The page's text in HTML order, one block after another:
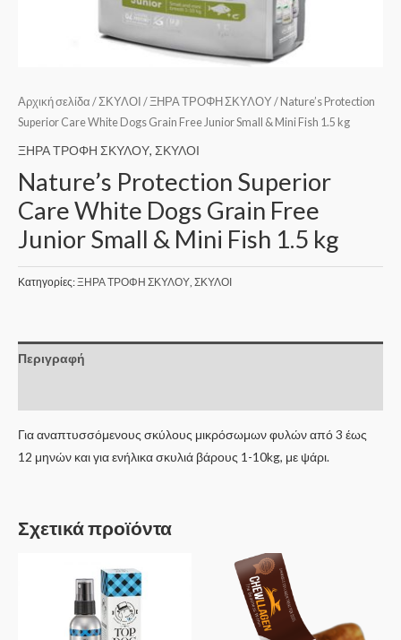
Αρχική σελίδα /ΣΚΥΛΟΙ /ΞΗΡΑ ΤΡΟΦΗ ΣΚΥΛΟΥ / Nature’s Protection
Superior Care White Dogs Grain Free Junior Small & Mini Fish 1.5 kg
ΞΗΡΑ ΤΡΟΦΗ ΣΚΥΛΟΥ, ΣΚΥΛΟΙ
Nature’s Protection Superior
Care White Dogs Grain Free
Junior Small & Mini Fish 1.5 kg
Κατηγορίες:ΞΗΡΑ ΤΡΟΦΗ ΣΚΥΛΟΥ, ΣΚΥΛΟΙ
Περιγραφή
Για αναπτυσσόμενους σκύλους μικρόσωμων φυλών από 3 έως
12 μηνών και για ενήλικα σκυλιά βάρους 1-10kg, με ψάρι.
Σχετικά προϊόντα